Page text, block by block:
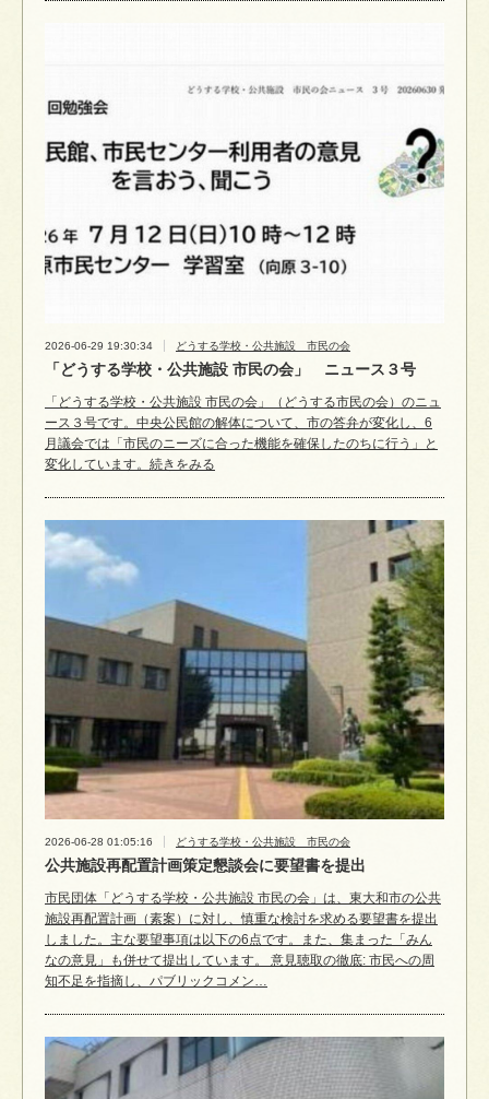
2026-06-29 19:30:34 どうする学校・公共施設 市民の会
「どうする学校・公共施設 市民の会」 ニュース３号
「どうする学校・公共施設 市民の会」（どうする市民の会）のニュ
ース３号です。中央公民館の解体について、市の答弁が変化し、6
月議会では「市民のニーズに合った機能を確保したのちに行う」と
変化しています。続きをみる
2026-06-28 01:05:16 どうする学校・公共施設 市民の会
公共施設再配置計画策定懇談会に要望書を提出
市民団体「どうする学校・公共施設 市民の会」は、東大和市の公共
施設再配置計画（素案）に対し、慎重な検討を求める要望書を提出
しました。主な要望事項は以下の6点です。また、集まった「みん
なの意見」も併せて提出しています。 意見聴取の徹底: 市民への周
知不足を指摘し、パブリックコメン…